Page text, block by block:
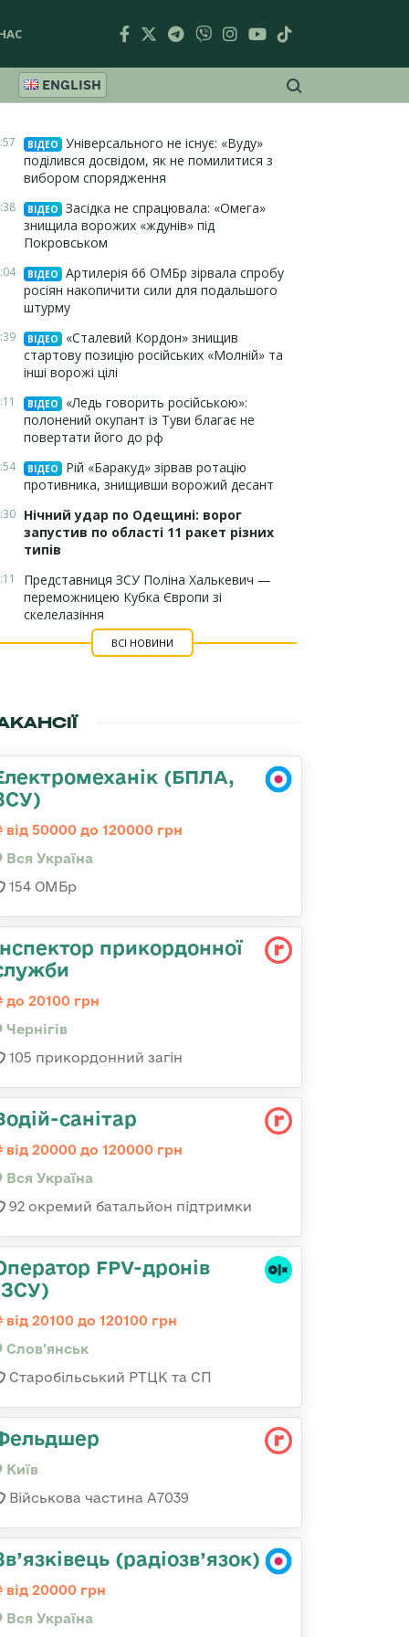
ENGLISH
ВІДЕО
Універсального не існує: «Вуду»
поділився досвідом, як не помилитися з
вибором спорядження
ВІДЕО
Засідка не спрацювала: «Омега»
знищила ворожих «ждунів» під
Покровськом
ВІДЕО
Артилерія 66 ОМБр зірвала спробу
росіян накопичити сили для подальшого
штурму
ВІДЕО
«Сталевий Кордон» знищив
стартову позицію російських «Молній» та
інші ворожі цілі
ВІДЕО
«Ледь говорить російською»:
полонений окупант із Туви благає не
повертати його до рф
ВІДЕО
Рій «Баракуд» зірвав ротацію
противника, знищивши ворожий десант
Нічний удар по Одещині: ворог
запустив по області 11 ракет різних
типів
Представниця ЗСУ Поліна Халькевич —
переможницею Кубка Європи зі
скелелазіння
ВСІ НОВИНИ
(БПЛА,
від 50000 до 120000 грн
Вся Україна
154 ОМБр
прикордонної
до 20100 грн
Чернігів
105 прикордонний загін
санітар
від 20000 до 120000 грн
Вся Україна
92 окремий батальйон підтримки
FPV-дронів
від 20100 до 120100 грн
Слов'янськ
Старобільський РТЦК та СП
Київ
Військова частина А7039
(радіозв’язок)
від 20000 грн
Вся Україна